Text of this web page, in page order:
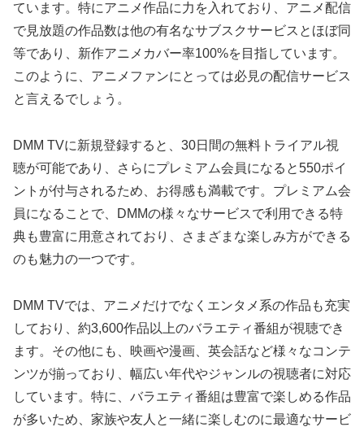
ています。特にアニメ作品に力を入れており、アニメ配信
で見放題の作品数は他の有名なサブスクサービスとほぼ同
等であり、新作アニメカバー率100%を目指しています。
このように、アニメファンにとっては必見の配信サービス
と言えるでしょう。
DMM TVに新規登録すると、30日間の無料トライアル視
聴が可能であり、さらにプレミアム会員になると550ポイ
ントが付与されるため、お得感も満載です。プレミアム会
員になることで、DMMの様々なサービスで利用できる特
典も豊富に用意されており、さまざまな楽しみ方ができる
のも魅力の一つです。
DMM TVでは、アニメだけでなくエンタメ系の作品も充実
しており、約3,600作品以上のバラエティ番組が視聴でき
ます。その他にも、映画や漫画、英会話など様々なコンテ
ンツが揃っており、幅広い年代やジャンルの視聴者に対応
しています。特に、バラエティ番組は豊富で楽しめる作品
が多いため、家族や友人と一緒に楽しむのに最適なサービ